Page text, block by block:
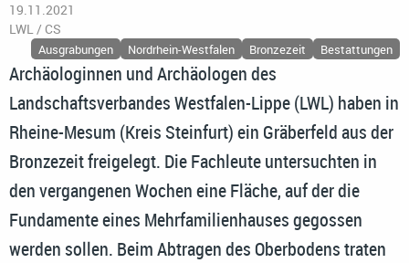
19.11.2021
LWL / CS
Ausgrabungen Nordrhein-Westfalen Bronzezeit Bestattungen
Archäologinnen und Archäologen des
Landschaftsverbandes Westfalen-Lippe (LWL) haben in
Rheine-Mesum (Kreis Steinfurt) ein Gräberfeld aus der
Bronzezeit freigelegt. Die Fachleute untersuchten in
den vergangenen Wochen eine Fläche, auf der die
Fundamente eines Mehrfamilienhauses gegossen
werden sollen. Beim Abtragen des Oberbodens traten